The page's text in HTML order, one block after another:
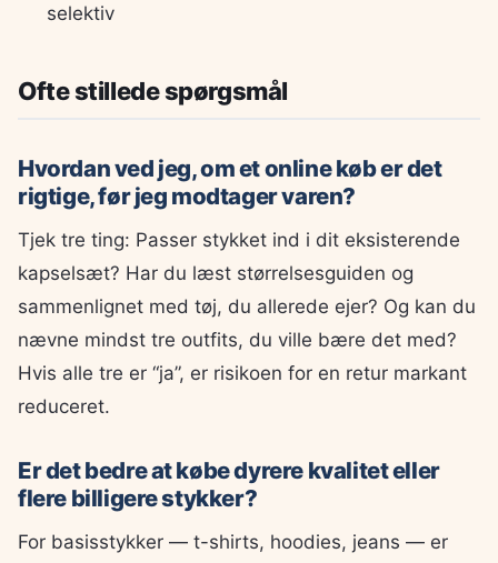
selektiv
Ofte stillede spørgsmål
Hvordan ved jeg, om et online køb er det
rigtige, før jeg modtager varen?
Tjek tre ting: Passer stykket ind i dit eksisterende
kapselsæt? Har du læst størrelsesguiden og
sammenlignet med tøj, du allerede ejer? Og kan du
nævne mindst tre outfits, du ville bære det med?
Hvis alle tre er “ja”, er risikoen for en retur markant
reduceret.
Er det bedre at købe dyrere kvalitet eller
flere billigere stykker?
For basisstykker — t-shirts, hoodies, jeans — er